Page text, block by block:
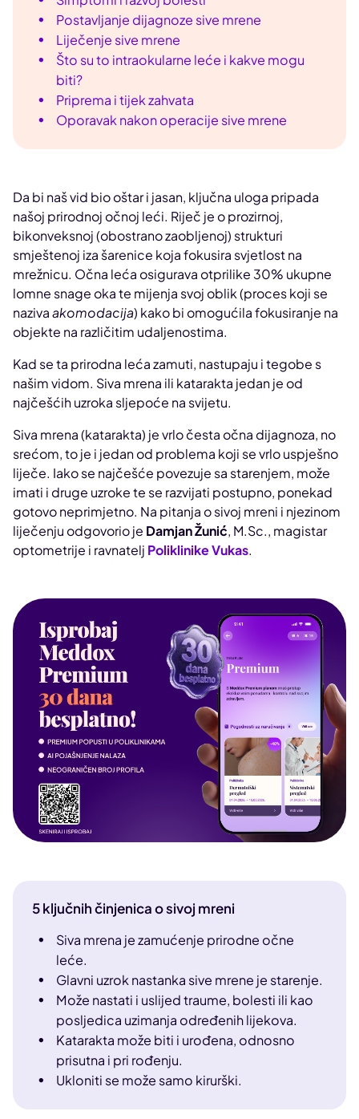
Postavljanje dijagnoze sive mrene
Liječenje sive mrene
Što su to intraokularne leće i kakve mogu
biti?
Priprema i tijek zahvata
Oporavak nakon operacije sive mrene
Da bi naš vid bio oštar i jasan, ključna uloga pripada
našoj prirodnoj očnoj leći. Riječ je o prozirnoj,
bikonveksnoj (obostrano zaobljenoj) strukturi
smještenoj iza šarenice koja fokusira svjetlost na
mrežnicu. Očna leća osigurava otprilike 30% ukupne
lomne snage oka te mijenja svoj oblik (proces koji se
nazivaakomodacija) kako bi omogućila fokusiranje na
objekte na različitim udaljenostima.
Kad se ta prirodna leća zamuti, nastupaju i tegobe s
našim vidom. Siva mrena ili katarakta jedan je od
najčešćih uzroka sljepoće na svijetu.
Siva mrena (katarakta) je vrlo česta očna dijagnoza, no
srećom, to je i jedan od problema koji se vrlo uspješno
liječe. Iako se najčešće povezuje sa starenjem, može
imati i druge uzroke te se razvijati postupno, ponekad
gotovo neprimjetno. Na pitanja o sivoj mreni i njezinom
liječenju odgovorio je Damjan Žunić, M.Sc., magistar
optometrije i ravnatelj Poliklinike Vukas.
5 ključnih činjenica o sivoj mreni
Siva mrena je zamućenje prirodne očne
leće.
Glavni uzrok nastanka sive mrene je starenje.
Može nastati i uslijed traume, bolesti ili kao
posljedica uzimanja određenih lijekova.
Katarakta može biti i urođena, odnosno
prisutna i pri rođenju.
Ukloniti se može samo kirurški.